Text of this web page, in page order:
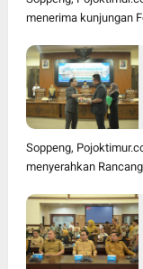
menerima kunjungan
Soppeng,
menyerahkan